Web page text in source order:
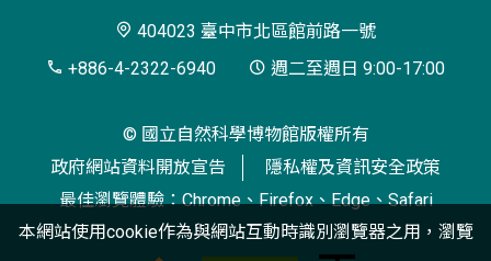
博
閱
404023 臺中市北區館前路一號
+886-4-2322-6940
週二至週日 9:00-17:00
© 國立自然科學博物館版權所有
政府網站資料開放宣告
隱私權及資訊安全政策
最佳瀏覽體驗：Chrome、Firefox、Edge、Safari
本網站使用cookie作為與網站互動時識別瀏覽器之用，瀏覽